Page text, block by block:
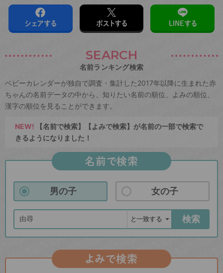
シェアする ポストする LINEする
SEARCH
名前ランキング検索
ベビーカレンダーが独自で調査・集計した2017年以降に生まれた赤
ちゃんの名前データの中から、知りたい名前の順位、よみの順位、
漢字の順位を見ることができます。
NEW! 【名前で検索】【よみで検索】が名前の一部で検索で
きるようになりました！
名前で検索
男の子 女の子
検索
よみで検索